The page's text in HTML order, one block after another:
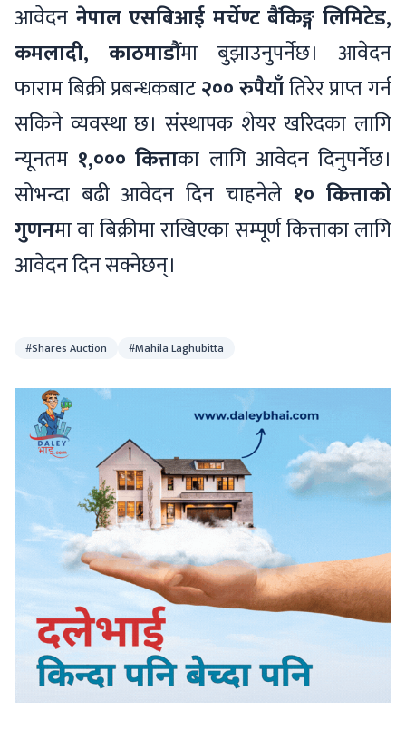
आवेदन नेपाल एसबिआई मर्चेण्ट बैंकिङ्ग लिमिटेड,
कमलादी, काठमाडौंमा बुझाउनुपर्नेछ। आवेदन
फाराम बिक्री प्रबन्धकबाट२०० रुपैयाँतिरेर प्राप्त गर्न
सकिने व्यवस्था छ। संस्थापक शेयर खरिदका लागि
न्यूनतम १,००० कित्ताका लागि आवेदन दिनुपर्नेछ।
सोभन्दा बढी आवेदन दिन चाहनेले १० कित्ताको
गुणनमा वा बिक्रीमा राखिएका सम्पूर्ण कित्ताका लागि
आवेदन दिन सक्नेछन्।
#Shares Auction #Mahila Laghubitta